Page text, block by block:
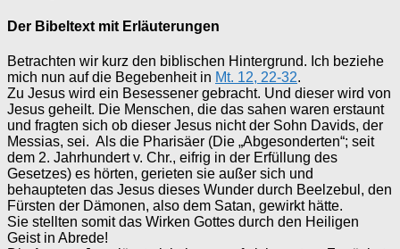
Der Bibeltext mit Erläuterungen
Betrachten wir kurz den biblischen Hintergrund. Ich beziehe
mich nun auf die Begebenheit in Mt. 12, 22-32.
Zu Jesus wird ein Besessener gebracht. Und dieser wird von
Jesus geheilt. Die Menschen, die das sahen waren erstaunt
und fragten sich ob dieser Jesus nicht der Sohn Davids, der
Messias, sei. Als die Pharisäer (Die „Abgesonderten“; seit
dem 2. Jahrhundert v. Chr., eifrig in der Erfüllung des
Gesetzes) es hörten, gerieten sie außer sich und
behaupteten das Jesus dieses Wunder durch Beelzebul, den
Fürsten der Dämonen, also dem Satan, gewirkt hätte.
Sie stellten somit das Wirken Gottes durch den Heiligen
Geist in Abrede!